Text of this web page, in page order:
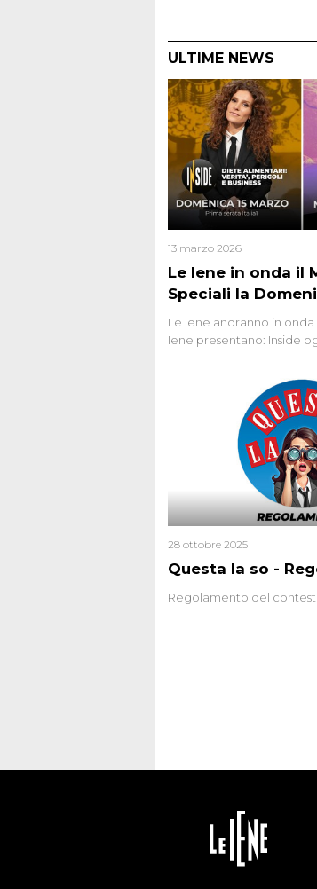
ULTIME NEWS
Le Iene in onda il
Speciali la
13 marzo 2026
Le Iene andranno in
Iene presentano: Inside
Questa la so -
28 ottobre 2025
Regolamento del contest